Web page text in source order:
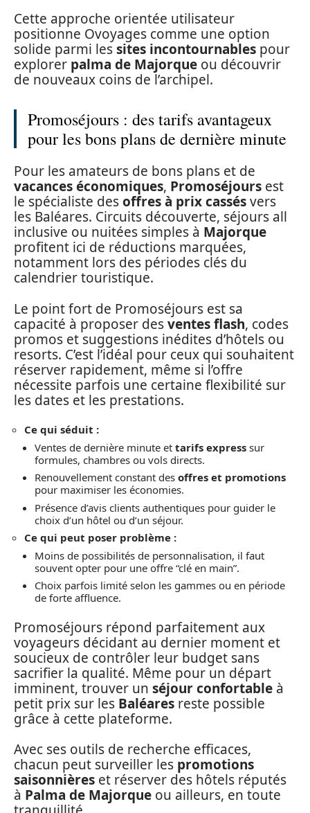
Cette approche orientée utilisateur
positionne Ovoyages comme une option
solide parmi lessites incontournables pour
explorer palma de Majorque ou découvrir
de nouveaux coins de l’archipel.
Promoséjours : des tarifs avantageux
pour les bons plans de dernière minute
Pour les amateurs de bons plans et de
vacances économiques, Promoséjours est
le spécialiste desoffres à prix cassésvers
les Baléares. Circuits découverte, séjours all
inclusive ou nuitées simples à Majorque
profitent ici de réductions marquées,
notamment lors des périodes clés du
calendrier touristique.
Le point fort de Promoséjours est sa
capacité à proposer desventes flash, codes
promos et suggestions inédites d’hôtels ou
resorts. C’est l’idéal pour ceux qui souhaitent
réserver rapidement, même si l’offre
nécessite parfois une certaine flexibilité sur
les dates et les prestations.
Ce qui séduit :
Ventes de dernière minute et tarifs express sur
formules, chambres ou vols directs.
Renouvellement constant des offres et promotions
pour maximiser les économies.
Présence d’avis clients authentiques pour guider le
choix d’un hôtel ou d’un séjour.
Ce qui peut poser problème :
Moins de possibilités de personnalisation, il faut
souvent opter pour une offre “clé en main”.
Choix parfois limité selon les gammes ou en période
de forte affluence.
Promoséjours répond parfaitement aux
voyageurs décidant au dernier moment et
soucieux de contrôler leur budget sans
sacrifier la qualité. Même pour un départ
imminent, trouver un séjour confortable à
petit prix sur les Baléares reste possible
grâce à cette plateforme.
Avec ses outils de recherche efficaces,
chacun peut surveiller les promotions
saisonnières et réserver des hôtels réputés
à Palma de Majorque ou ailleurs, en toute